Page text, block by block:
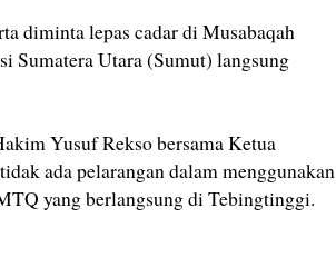
diminta lepas cadar di Musabaqah
Utara (Sumut) langsung
Yusuf Rekso bersama Ketua
ada pelarangan dalam menggunakan
yang berlangsung di Tebingtinggi.